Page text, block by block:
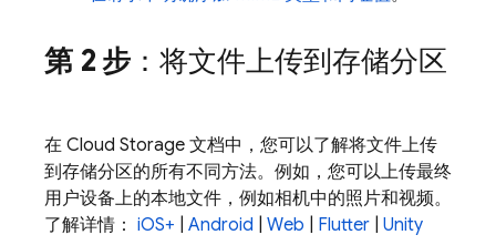
第 2 步 ：将文件上传到存储分区
在 Cloud Storage 文档中，您可以了解将文件上传
到存储分区的所有不同方法。例如，您可以上传最终
用户设备上的本地文件，例如相机中的照片和视频。
了解详情： iOS+ Android Web Flutter Unity